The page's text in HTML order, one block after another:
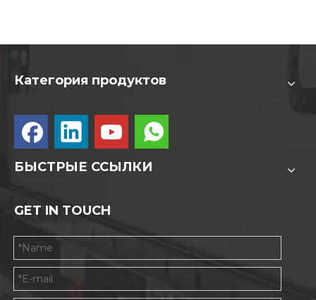
Категория продуктов
БЫСТРЫЕ ССЫЛКИ
GET IN TOUCH